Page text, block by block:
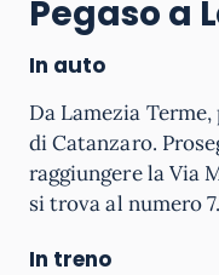
Pegaso a
In auto
Da Lamezia
di Catanzaro.
raggiungere la Via
si trova al numero 7.
In treno